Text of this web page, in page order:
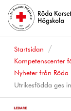
Startsidan
Kompetenscenter
Nyheter från Röda
Utrikesfödda ges